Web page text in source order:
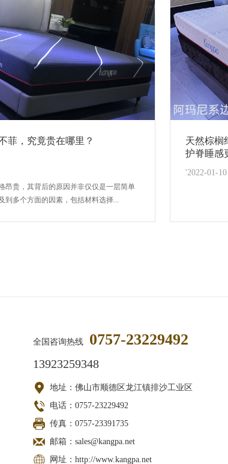
菲，究竟贵在哪里？
昂贵，其背后的原因并非仅仅是一层简单
到多个方面的因素，包括材料选择...
天然棕榈
护脊睡感
'2022-01-10
全国咨询热线 0757-23229492
13923259348
地址：佛山市顺德区龙江镇排沙工业区
电话：0757-23229492
传真：0757-23391735
邮箱：sales@kangpa.net
网址：http://www.kangpa.net